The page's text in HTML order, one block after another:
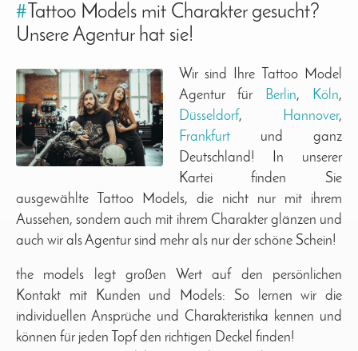
# Tattoo Models mit Charakter gesucht?
Unsere Agentur hat sie!
Wir sind Ihre Tattoo Model
Agentur für
Berlin, Köln,
Düsseldorf, Hannover,
Frankfurtund ganz
Deutschland! In unserer
Kartei finden Sie
ausgewählte Tattoo Models, die nicht nur mit ihrem
Aussehen, sondern auch mit ihrem Charakter glänzen und
auch wir als Agentur sind mehr als nur der schöne Schein!
the models legt großen Wert auf den persönlichen
Kontakt mit Kunden und Models: So lernen wir die
individuellen Ansprüche und Charakteristika kennen und
können für jeden Topf den richtigen Deckel finden!